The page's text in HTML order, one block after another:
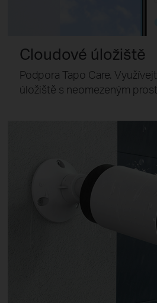
Cloudové úložiště
Podpora Tapo Care.
úložiště s neomezeným